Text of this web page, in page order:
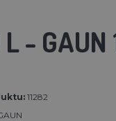
- GAUN
11282